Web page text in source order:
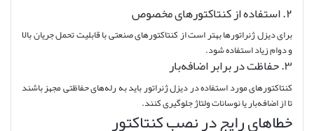
۲. استفاده از کنتاکتورهای مخصوص
برای دیزل ژنراتورها بهتر است از کنتاکتورهای صنعتی با قابلیت تحمل جریان بالا
و دوام زیاد استفاده شود.
۳. حفاظت در برابر اضافه‌بار
کنتاکتورهای مورد استفاده در دیزل ژنراتور باید به رله‌های حفاظتی مجهز باشند
تا از اضافه‌بار یا نوسانات ولتاژ جلوگیری کنند.
خطاهای رایج در نصب کنتاکتور